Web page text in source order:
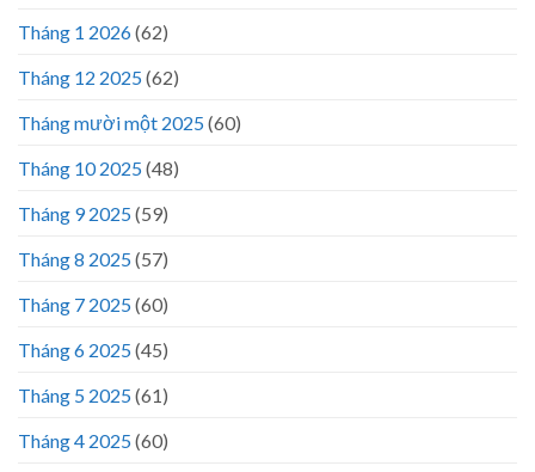
Tháng 1 2026(62)
Tháng 12 2025(62)
Tháng mười một 2025(60)
Tháng 10 2025(48)
Tháng 9 2025(59)
Tháng 8 2025(57)
Tháng 7 2025(60)
Tháng 6 2025(45)
Tháng 5 2025(61)
Tháng 4 2025(60)